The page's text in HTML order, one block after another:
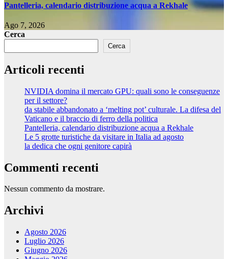
Pantelleria, calendario distribuzione acqua a Rekhale
Ago 7, 2026
Cerca
Cerca
Articoli recenti
NVIDIA domina il mercato GPU: quali sono le conseguenze
per il settore?
da stabile abbandonato a ‘melting pot’ culturale. La difesa del
Vaticano e il braccio di ferro della politica
Pantelleria, calendario distribuzione acqua a Rekhale
Le 5 grotte turistiche da visitare in Italia ad agosto
la dedica che ogni genitore capirà
Commenti recenti
Nessun commento da mostrare.
Archivi
Agosto 2026
Luglio 2026
Giugno 2026